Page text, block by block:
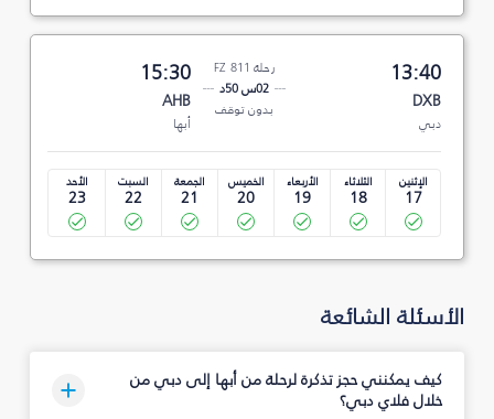
13:40
DXB
دبي
رحلة FZ 811
02س 50د
بدون توقف
15:30
AHB
أبها
الإثنين
17
الثلاثاء
18
الأربعاء
19
الخميس
20
الجمعة
21
السبت
22
الأحد
23
الأسئلة الشائعة
كيف يمكنني حجز تذكرة لرحلة من أبها إلى دبي من
خلال فلاي دبي؟